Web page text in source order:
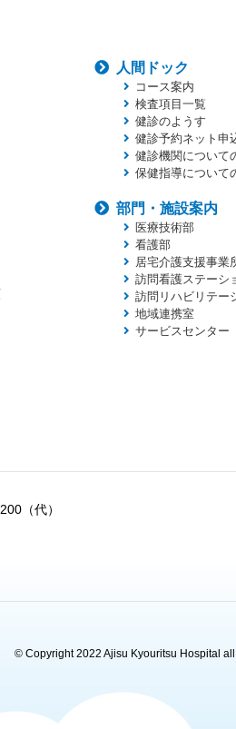
人間ドック
コース案内
検査項目一覧
健診のようす
健診予約ネット申
健診機関について
保健指導について
部門・施設案内
医療技術部
看護部
居宅介護支援事業
訪問看護ステーシ
訪問リハビリテー
地域連携室
サービスセンター
（代）
© Copyright 2022 Ajisu Kyouritsu Hospital